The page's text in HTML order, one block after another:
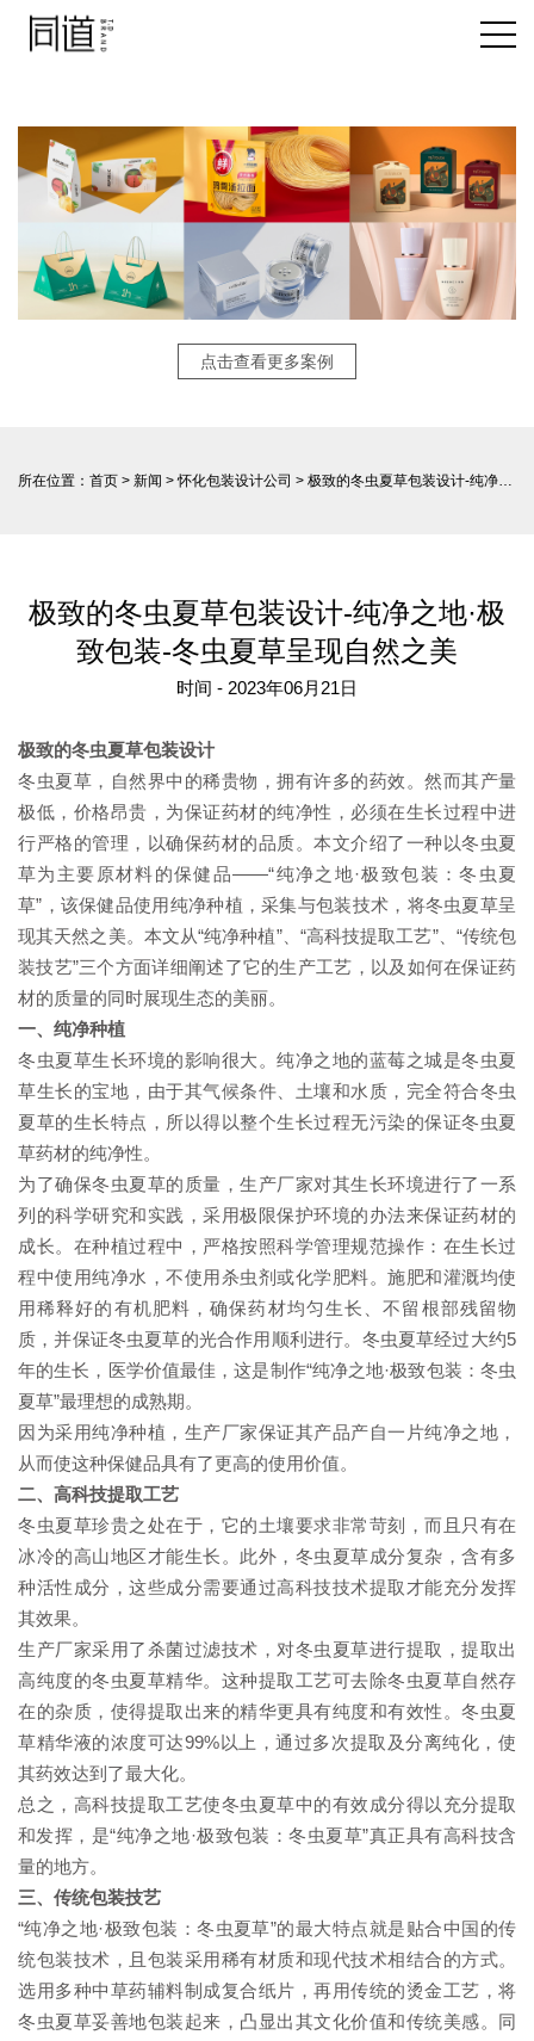
点击查看更多案例
所在位置： 首页 > 新闻 >怀化包装设计公司 > 极致的冬虫夏草包装设计-纯净之地·极致包装-冬虫夏草呈现自然之美
极致的冬虫夏草包装设计-纯净之地·极
致包装-冬虫夏草呈现自然之美
时间 - 2023年06月21日
极致的冬虫夏草包装设计
冬虫夏草，自然界中的稀贵物，拥有许多的药效。然而其产量
极低，价格昂贵，为保证药材的纯净性，必须在生长过程中进
行严格的管理，以确保药材的品质。本文介绍了一种以冬虫夏
草为主要原材料的保健品——“纯净之地·极致包装：冬虫夏
草”，该保健品使用纯净种植，采集与包装技术，将冬虫夏草呈
现其天然之美。本文从“纯净种植”、“高科技提取工艺”、“传统包
装技艺”三个方面详细阐述了它的生产工艺，以及如何在保证药
材的质量的同时展现生态的美丽。
一、纯净种植
冬虫夏草生长环境的影响很大。纯净之地的蓝莓之城是冬虫夏
草生长的宝地，由于其气候条件、土壤和水质，完全符合冬虫
夏草的生长特点，所以得以整个生长过程无污染的保证冬虫夏
草药材的纯净性。
为了确保冬虫夏草的质量，生产厂家对其生长环境进行了一系
列的科学研究和实践，采用极限保护环境的办法来保证药材的
成长。在种植过程中，严格按照科学管理规范操作：在生长过
程中使用纯净水，不使用杀虫剂或化学肥料。施肥和灌溉均使
用稀释好的有机肥料，确保药材均匀生长、不留根部残留物
质，并保证冬虫夏草的光合作用顺利进行。冬虫夏草经过大约5
年的生长，医学价值最佳，这是制作“纯净之地·极致包装：冬虫
夏草”最理想的成熟期。
因为采用纯净种植，生产厂家保证其产品产自一片纯净之地，
从而使这种保健品具有了更高的使用价值。
二、高科技提取工艺
冬虫夏草珍贵之处在于，它的土壤要求非常苛刻，而且只有在
冰冷的高山地区才能生长。此外，冬虫夏草成分复杂，含有多
种活性成分，这些成分需要通过高科技技术提取才能充分发挥
其效果。
生产厂家采用了杀菌过滤技术，对冬虫夏草进行提取，提取出
高纯度的冬虫夏草精华。这种提取工艺可去除冬虫夏草自然存
在的杂质，使得提取出来的精华更具有纯度和有效性。冬虫夏
草精华液的浓度可达99%以上，通过多次提取及分离纯化，使
其药效达到了最大化。
总之，高科技提取工艺使冬虫夏草中的有效成分得以充分提取
和发挥，是“纯净之地·极致包装：冬虫夏草”真正具有高科技含
量的地方。
三、传统包装技艺
“纯净之地·极致包装：冬虫夏草”的最大特点就是贴合中国的传
统包装技术，且包装采用稀有材质和现代技术相结合的方式。
选用多种中草药辅料制成复合纸片，再用传统的烫金工艺，将
冬虫夏草妥善地包装起来，凸显出其文化价值和传统美感。同